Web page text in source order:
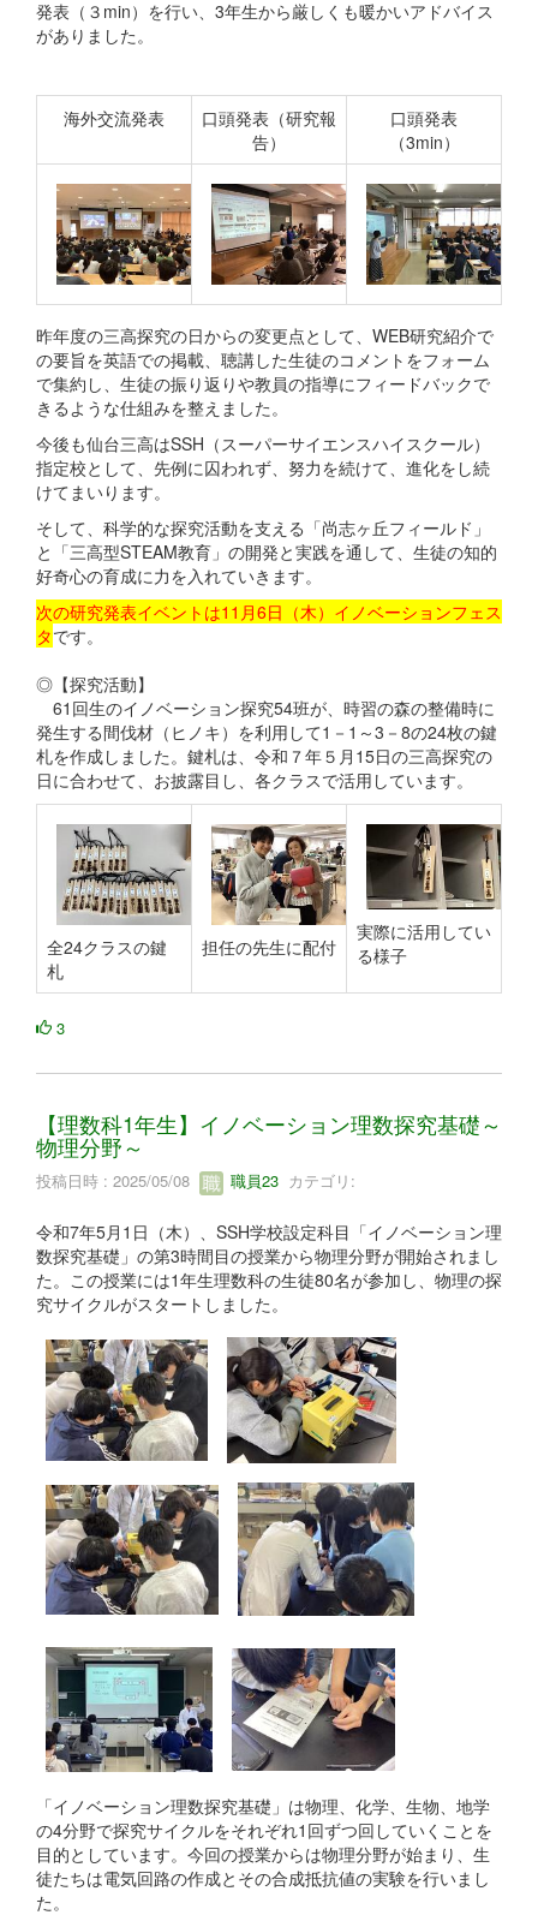
発表（３min）を行い、3年生から厳しくも暖かいアドバイス
がありました。
海外交流発表
口頭発表（研究報
告）
口頭発表
（3min）
昨年度の三高探究の日からの変更点として、WEB研究紹介で
の要旨を英語での掲載、聴講した生徒のコメントをフォーム
で集約し、生徒の振り返りや教員の指導にフィードバックで
きるような仕組みを整えました。
今後も仙台三高はSSH（スーパーサイエンスハイスクール）
指定校として、先例に囚われず、努力を続けて、進化をし続
けてまいります。
そして、科学的な探究活動を支える「尚志ヶ丘フィールド」
と「三高型STEAM教育」の開発と実践を通して、生徒の知的
好奇心の育成に力を入れていきます。
次の研究発表イベントは11月6日（木）イノベーションフェス
タです。
◎【探究活動】
61回生のイノベーション探究54班が、時習の森の整備時に
発生する間伐材（ヒノキ）を利用して1－1～3－8の24枚の鍵
札を作成しました。鍵札は、令和７年５月15日の三高探究の
日に合わせて、お披露目し、各クラスで活用しています。
全24クラスの鍵
札
担任の先生に配付
実際に活用してい
る様子
3
【理数科1年生】イノベーション理数探究基礎～
物理分野～
投稿日時 : 2025/05/08 職員23 カテゴリ:
令和7年5月1日（木）、SSH学校設定科目「イノベーション理
数探究基礎」の第3時間目の授業から物理分野が開始されまし
た。この授業には1年生理数科の生徒80名が参加し、物理の探
究サイクルがスタートしました。
「イノベーション理数探究基礎」は物理、化学、生物、地学
の4分野で探究サイクルをそれぞれ1回ずつ回していくことを
目的としています。今回の授業からは物理分野が始まり、生
徒たちは電気回路の作成とその合成抵抗値の実験を行いまし
た。